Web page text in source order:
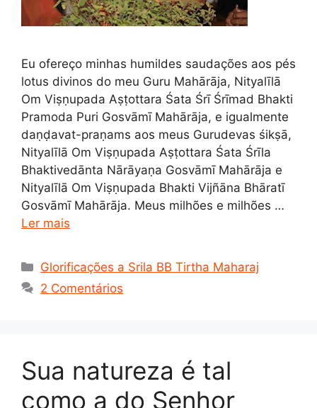
Eu ofereço minhas humildes saudações aos pés
lotus divinos do meu Guru Mahārāja, Nityalīlā
Om Viṣṇupada Aṣṭottara Śata Śrī Śrīmad Bhakti
Pramoda Puri Gosvāmī Mahārāja, e igualmente
daṇḍavat-praṇams aos meus Gurudevas śikṣā,
Nityalīlā Om Viṣṇupada Aṣṭottara Śata Śrīla
Bhaktivedānta Nārāyaṇa Gosvāmī Mahārāja e
Nityalīlā Om Viṣṇupada Bhakti Vijñāna Bhāratī
Gosvāmī Mahārāja. Meus milhões e milhões …
Ler mais
Categorias
Glorificações a Srila BB Tirtha Maharaj
2 Comentários
Sua natureza é tal
como a do Senhor